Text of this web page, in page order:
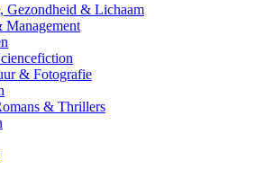
Gezondheid & Lichaam
Management
& Fotografie
& Thrillers